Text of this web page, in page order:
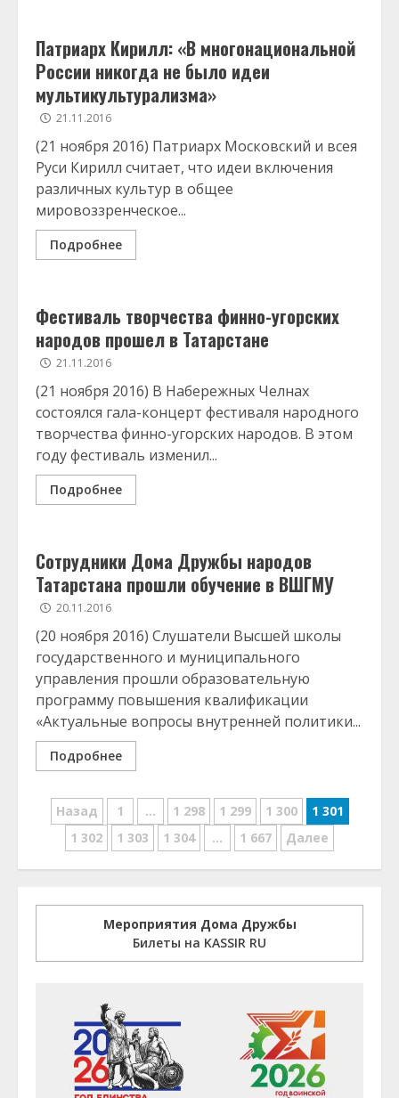
Патриарх Кирилл: «В многонациональной
России никогда не было идеи
мультикультурализма»
21.11.2016
(21 ноября 2016) Патриарх Московский и всея
Руси Кирилл считает, что идеи включения
различных культур в общее
мировоззренческое...
Подробнее
Фестиваль творчества финно-угорских
народов прошел в Татарстане
21.11.2016
(21 ноября 2016) В Набережных Челнах
состоялся гала-концерт фестиваля народного
творчества финно-угорских народов. В этом
году фестиваль изменил...
Подробнее
Сотрудники Дома Дружбы народов
Татарстана прошли обучение в ВШГМУ
20.11.2016
(20 ноября 2016) Cлушатели Высшей школы
государственного и муниципального
управления прошли образовательную
программу повышения квалификации
«Актуальные вопросы внутренней политики...
Подробнее
Навигация
записям
Назад 1 … 1 298 1 299 1 300
1 301
1 302
1 303 1 304 … 1 667 Далее
Мероприятия Дома Дружбы
Билеты на KASSIR RU